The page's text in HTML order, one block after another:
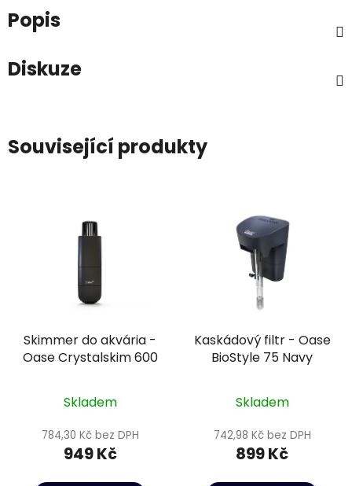
Popis
Diskuze
Související produkty
Skimmer do akvária -
Oase Crystalskim 600
Skladem
784,30 Kč bez DPH
949 Kč
Kaskádový filtr - Oase
BioStyle 75 Navy
Skladem
742,98 Kč bez DPH
899 Kč